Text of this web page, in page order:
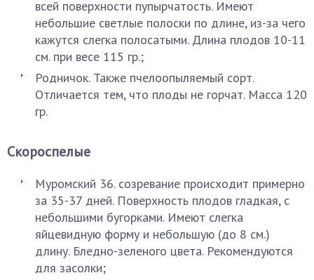
всей поверхности пупырчатость. Имеют
небольшие светлые полоски по длине, из-за чего
кажутся слегка полосатыми. Длина плодов 10-11
см. при весе 115 гр.;
Родничок. Также пчелоопыляемый сорт.
Отличается тем, что плоды не горчат. Масса 120
гр.
Скороспелые
Муромский 36. созревание происходит примерно
за 35-37 дней. Поверхность плодов гладкая, с
небольшими бугорками. Имеют слегка
яйцевидную форму и небольшую (до 8 см.)
длину. Бледно-зеленого цвета. Рекомендуются
для засолки;